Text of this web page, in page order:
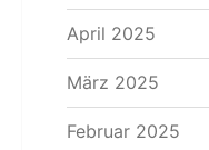
April 2025
März 2025
Februar 2025